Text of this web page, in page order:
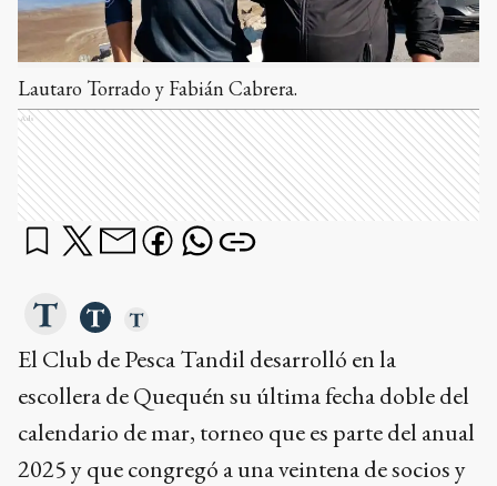
Lautaro Torrado y Fabián Cabrera.
Ads
El Club de Pesca Tandil desarrolló en la
escollera de Quequén su última fecha doble del
calendario de mar, torneo que es parte del anual
2025 y que congregó a una veintena de socios y